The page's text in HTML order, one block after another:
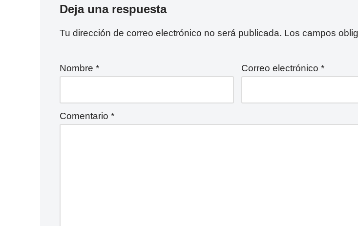
Deja una respuesta
Tu dirección de correo electrónico no será publicada. Los campos
Nombre* Correo electrónico *
Comentario*